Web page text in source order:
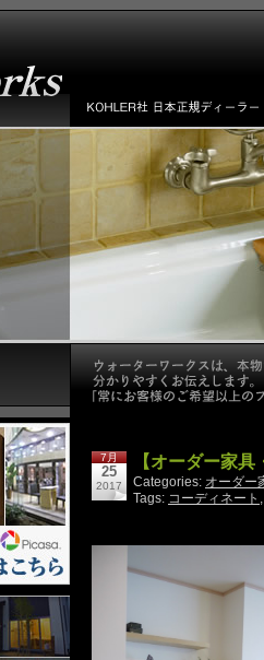
7月
25
2017
【オーダー家具
Categories: オーダー
Tags: コーディネート